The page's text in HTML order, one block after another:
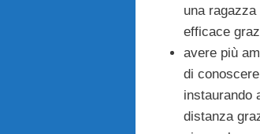
una
efficace
avere più
di
instaurando
distanza